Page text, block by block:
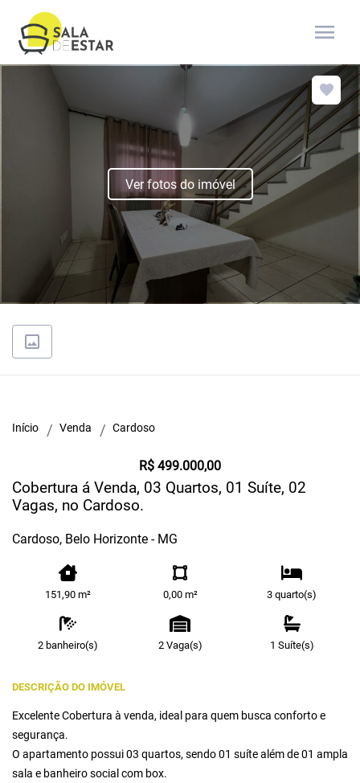
menu
Ver fotos do imóvel
Início Venda Cardoso
R$ 499.000,00
Cobertura á Venda, 03 Quartos, 01 Suíte, 02
Vagas, no Cardoso.
Cardoso, Belo Horizonte - MG
151,90 m² 0,00 m² 3 quarto(s)
2 banheiro(s) 2 Vaga(s) 1 Suíte(s)
DESCRIÇÃO DO IMÓVEL
Excelente Cobertura à venda, ideal para quem busca conforto e
segurança.
O apartamento possui 03 quartos, sendo 01 suíte além de 01 ampla
sala e banheiro social com box.